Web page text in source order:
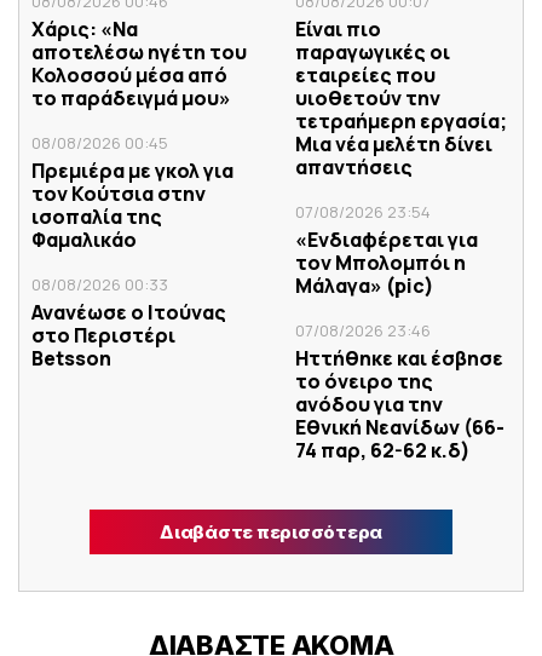
Χάρις: «Να
αποτελέσω ηγέτη του
Κολοσσού μέσα από
το παράδειγμά μου»
08/08/2026 00:45
Πρεμιέρα με γκολ για
τον Κούτσια στην
ισοπαλία της
Φαμαλικάο
08/08/2026 00:33
Ανανέωσε ο Ιτούνας
στο Περιστέρι
Betsson
Είναι πιο
παραγωγικές οι
εταιρείες που
υιοθετούν την
τετραήμερη εργασία;
Μια νέα μελέτη δίνει
απαντήσεις
07/08/2026 23:54
«Ενδιαφέρεται για
τον Μπολομπόι η
Μάλαγα» (pic)
07/08/2026 23:46
Ηττήθηκε και έσβησε
το όνειρο της
ανόδου για την
Εθνική Νεανίδων (66-
74 παρ, 62-62 κ.δ)
Διαβάστε περισσότερα
ΔΙΑΒΑΣΤΕ ΑΚΟΜΑ